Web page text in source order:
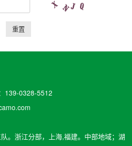
139-0328-5512
。浙江分部，上海,福建。中部地域；湖